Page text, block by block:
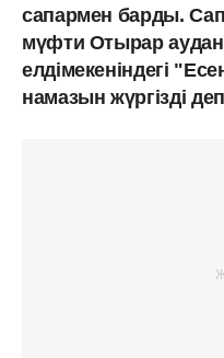
сапармен барды.
мүфти Отырар
елдімекеніндегі
намазын жүргізді